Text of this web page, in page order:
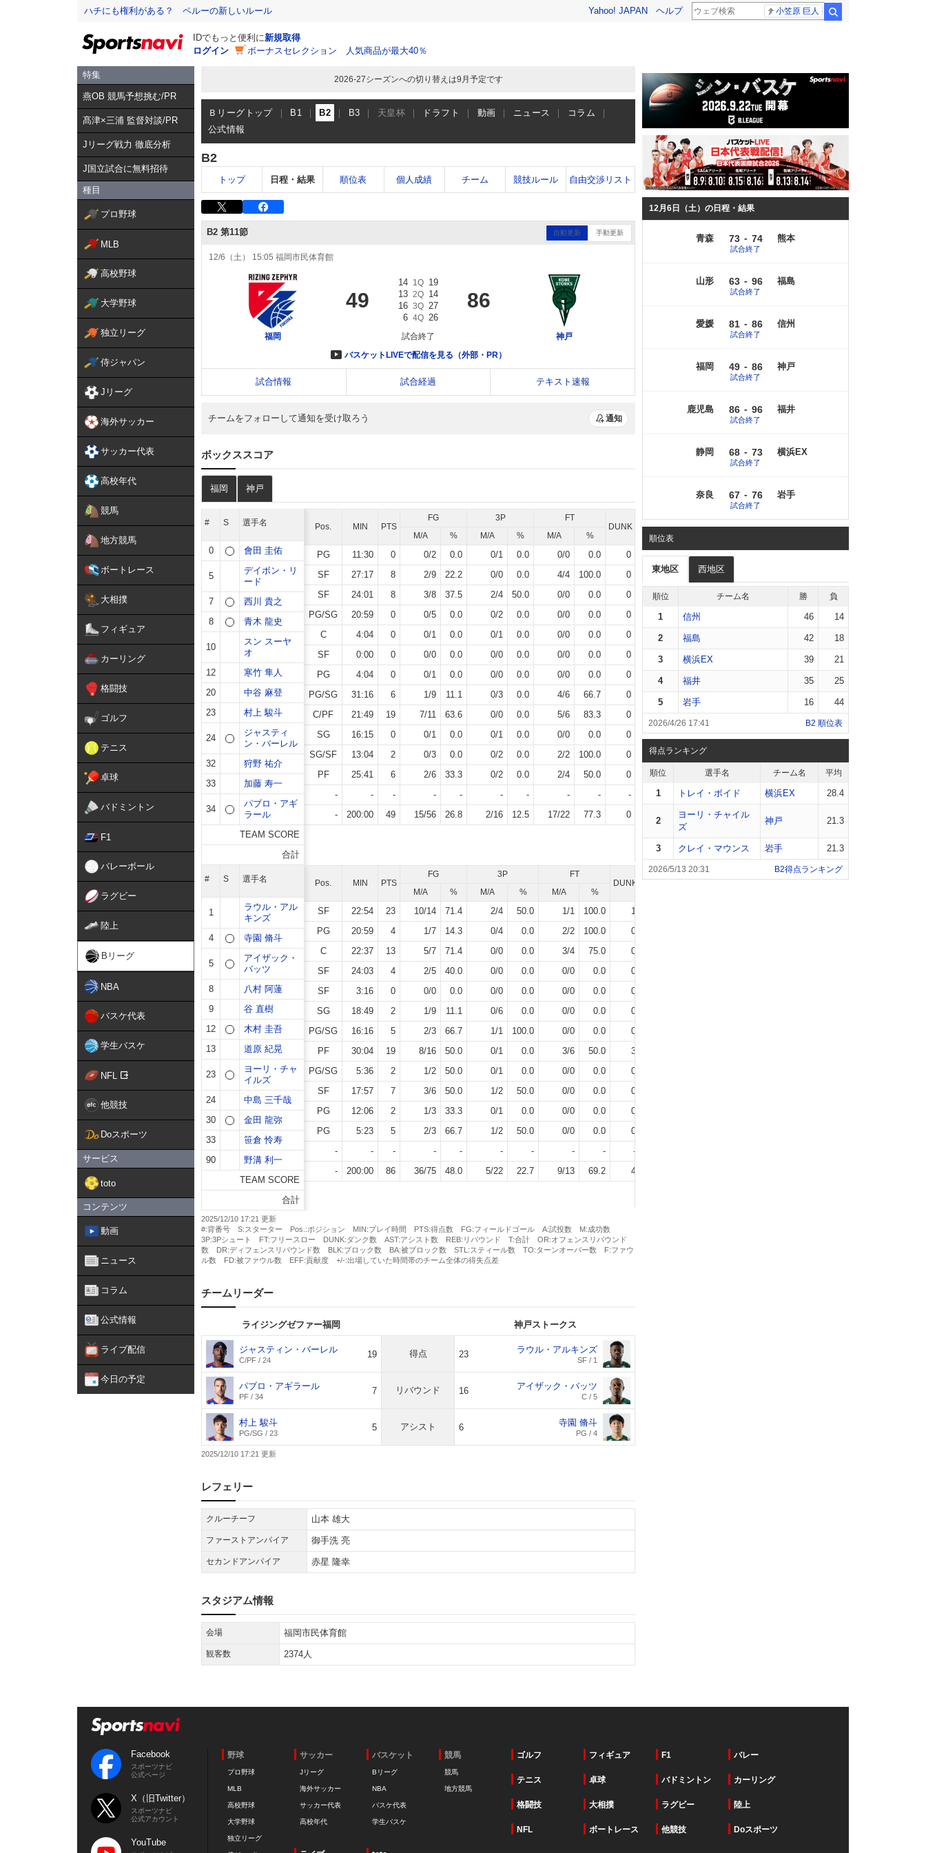
ハチにも権利がある？ ペルーの新しいルール Yahoo! JAPAN ヘルプ 小笠原 巨人
IDでもっと便利に新規取得
ログイン
ボーナスセレクション 人気商品が最大40％
特集
燕OB 競馬予想挑む/PR
髙津×三浦 監督対談/PR
Jリーグ戦力 徹底分析
J国立試合に無料招待
種目
プロ野球
MLB
高校野球
大学野球
独立リーグ
侍ジャパン
Jリーグ
海外サッカー
サッカー代表
高校年代
競馬
地方競馬
ボートレース
大相撲
フィギュア
カーリング
格闘技
ゴルフ
テニス
卓球
バドミントン
F1
バレーボール
ラグビー
陸上
Bリーグ
NBA
バスケ代表
学生バスケ
NFL
他競技
Doスポーツ
サービス
toto
コンテンツ
動画
ニュース
コラム
公式情報
ライブ配信
今日の予定
2026-27シーズンへの切り替えは9月予定です
Ｂリーグトップ B1 B2 B3 天皇杯 ドラフト 動画 ニュース
コラム
公式情報
B2
トップ 日程・結果 順位表 個人成績 チーム 競技ルール 自由交渉リスト
チームをフォローして通知を受け取ろう 通知
12月6日（土）の日程・結果
青森 73 - 74
試合終了
熊本
山形 63 - 96
試合終了
福島
愛媛 81 - 86
試合終了
信州
福岡 49 - 86
試合終了
神戸
鹿児島 86 - 96
試合終了
福井
静岡 68 - 73
試合終了
横浜EX
奈良 67 - 76
試合終了
岩手
Facebook
スポーツナビ
公式ページ
X（旧Twitter）
スポーツナビ
公式アカウント
YouTube
野球
プロ野球
MLB
高校野球
大学野球
独立リーグ
サッカー
Jリーグ
海外サッカー
サッカー代表
高校年代
バスケット
Bリーグ
NBA
バスケ代表
学生バスケ
競馬
競馬
地方競馬
ゴルフ フィギュア F1 バレー
テニス 卓球 バドミントン カーリング
格闘技 大相撲 ラグビー 陸上
NFL ボートレース 他競技 Doスポーツ